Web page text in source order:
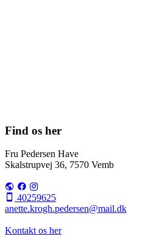
Find os her
Fru Pedersen Have
Skalstrupvej 36, 7570 Vemb
40259625
anette.krogh.pedersen@mail.dk
Kontakt os her